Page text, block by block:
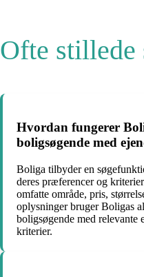
Ofte stillede
Hvordan fungerer
boligsøgende med
Boliga tilbyder en
deres præferencer og
omfatte område, pris,
oplysninger bruger Boligas
boligsøgende med relevante
kriterier.